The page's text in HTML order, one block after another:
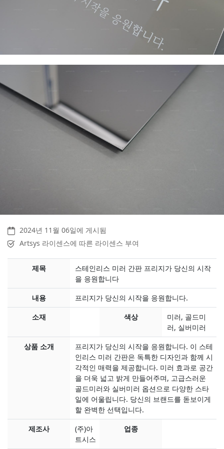
2024년 11월 06일에 게시됨
Artsys 라이센스에 따른 라이센스 부여
제목
스테인리스 미러 간판 프리지가 당신의 시작
을 응원합니다
내용
프리지가 당신의 시작을 응원합니다.
소재
색상
미러, 골드미
러, 실버미러
상품 소개
프리지가 당신의 시작을 응원합니다. 이 스테
인리스 미러 간판은 독특한 디자인과 함께 시
각적인 매력을 제공합니다. 미러 효과로 공간
을 더욱 넓고 밝게 만들어주며, 고급스러운
골드미러와 실버미러 옵션으로 다양한 스타
일에 어울립니다. 당신의 브랜드를 돋보이게
할 완벽한 선택입니다.
제조사
(주)아
트시스
업종